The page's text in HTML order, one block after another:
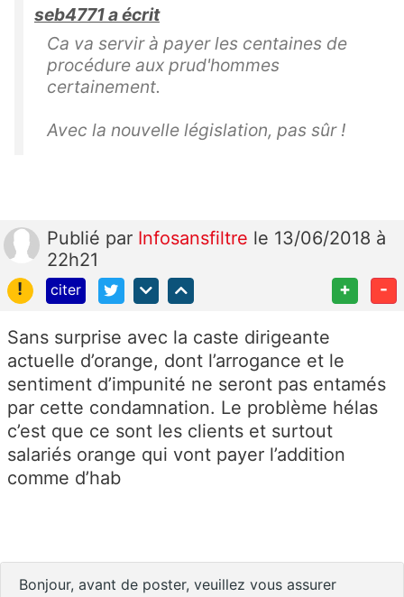
seb4771 a écrit
Ca va servir à payer les centaines de
procédure aux prud'hommes
certainement.
Avec la nouvelle législation, pas sûr !
Publié par Infosansfiltre le 13/06/2018 à
22h21
!
citer + -
Sans surprise avec la caste dirigeante
actuelle d’orange, dont l’arrogance et le
sentiment d’impunité ne seront pas entamés
par cette condamnation. Le problème hélas
c’est que ce sont les clients et surtout
salariés orange qui vont payer l’addition
comme d’hab
Bonjour, avant de poster, veuillez vous assurer